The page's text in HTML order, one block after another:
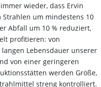
wieder, dass Ervin
um mindestens 10
Abfall um 10 % reduziert,
profitieren: von
Lebensdauer unserer
von einer geringeren
werden Größe,
streng kontrolliert.